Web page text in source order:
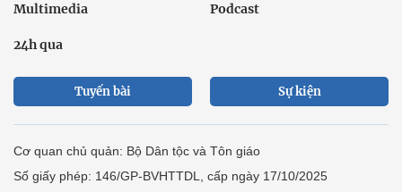
Multimedia Podcast
24h qua
Tuyến bài Sự kiện
Cơ quan chủ quản: Bộ Dân tộc và Tôn giáo
Số giấy phép: 146/GP-BVHTTDL, cấp ngày 17/10/2025